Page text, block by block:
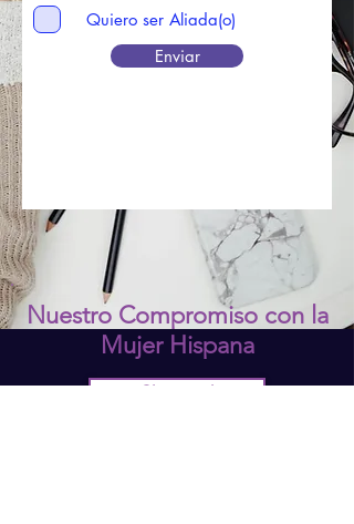
Quiero ser Aliada(o)
Enviar
Nuestro Compromiso con la
Mujer Hispana
Clic aqui !